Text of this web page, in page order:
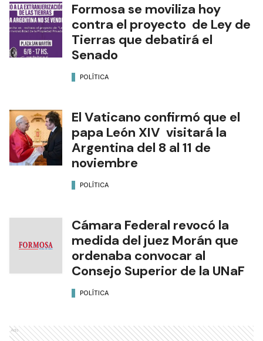
Formosa se moviliza hoy
contra el proyecto de Ley de
Tierras que debatirá el
Senado
POLÍTICA
El Vaticano confirmó que el
papa León XIV visitará la
Argentina del 8 al 11 de
noviembre
POLÍTICA
Cámara Federal revocó la
medida del juez Morán que
ordenaba convocar al
Consejo Superior de la UNaF
POLÍTICA
Ads